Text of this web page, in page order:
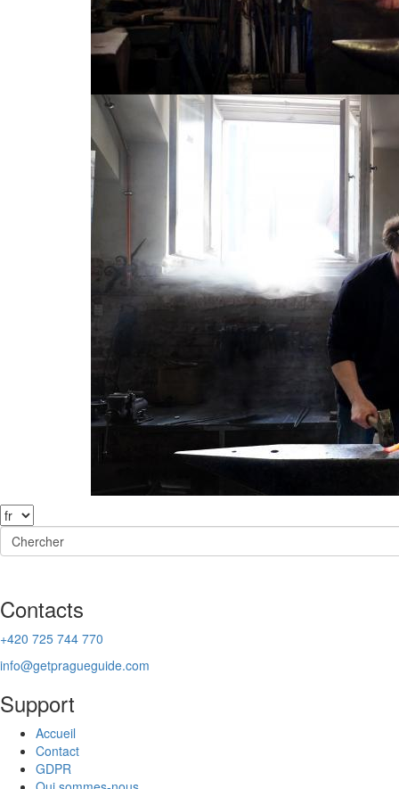
Contacts
+420 725 744 770
info@getpragueguide.com
Support
Accueil
Contact
GDPR